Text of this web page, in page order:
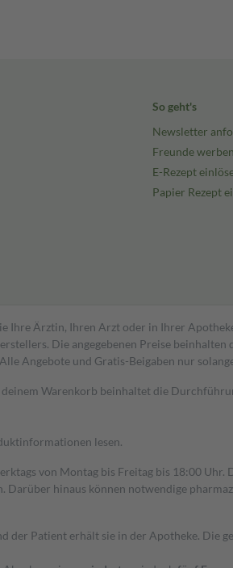
So geht's
Newsletter
Freunde werben
E-Rezept
Papier Rezept
Ihre Ärztin, Ihren Arzt oder in Ihrer
Die angegebenen Preise
Angebote und Gratis-Beigaben nur
Warenkorb beinhaltet die
lesen.
von Montag bis Freitag bis 18:00
hinaus können notwendige
der Patient erhält sie in der Apotheke. Die